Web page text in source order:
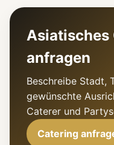
anfragen
Beschreibe Stadt,
gewünschte
Caterer und
Catering